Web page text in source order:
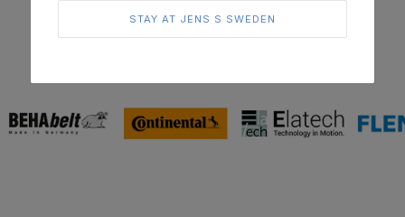
I samarbete med världsledande leverantörer
STAY AT JENS S SWEDEN